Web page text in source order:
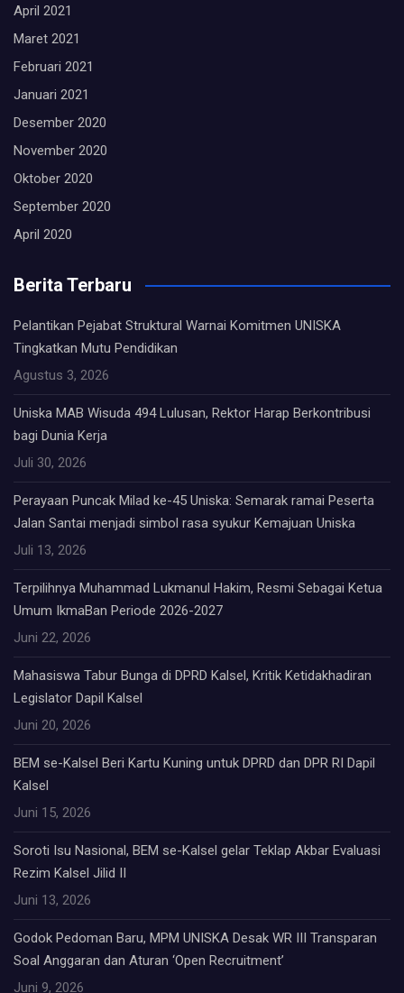
April 2021
Maret 2021
Februari 2021
Januari 2021
Desember 2020
November 2020
Oktober 2020
September 2020
April 2020
Berita Terbaru
Pelantikan Pejabat Struktural Warnai Komitmen UNISKA
Tingkatkan Mutu Pendidikan
Agustus 3, 2026
Uniska MAB Wisuda 494 Lulusan, Rektor Harap Berkontribusi
bagi Dunia Kerja
Juli 30, 2026
Perayaan Puncak Milad ke-45 Uniska: Semarak ramai Peserta
Jalan Santai menjadi simbol rasa syukur Kemajuan Uniska
Juli 13, 2026
Terpilihnya Muhammad Lukmanul Hakim, Resmi Sebagai Ketua
Umum IkmaBan Periode 2026-2027
Juni 22, 2026
Mahasiswa Tabur Bunga di DPRD Kalsel, Kritik Ketidakhadiran
Legislator Dapil Kalsel
Juni 20, 2026
BEM se-Kalsel Beri Kartu Kuning untuk DPRD dan DPR RI Dapil
Kalsel
Juni 15, 2026
Soroti Isu Nasional, BEM se-Kalsel gelar Teklap Akbar Evaluasi
Rezim Kalsel Jilid II
Juni 13, 2026
Godok Pedoman Baru, MPM UNISKA Desak WR III Transparan
Soal Anggaran dan Aturan ‘Open Recruitment’
Juni 9, 2026